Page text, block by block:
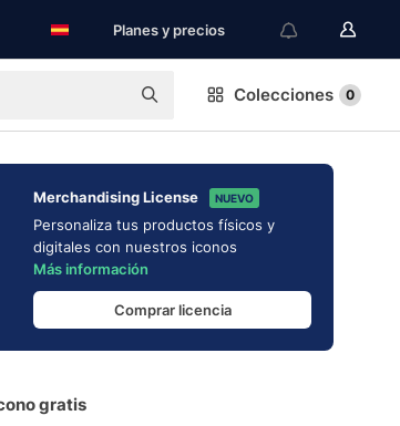
Planes y precios
Colecciones 0
Merchandising License NUEVO
Personaliza tus productos físicos y
digitales con nuestros iconos
Más información
Comprar licencia
gratis